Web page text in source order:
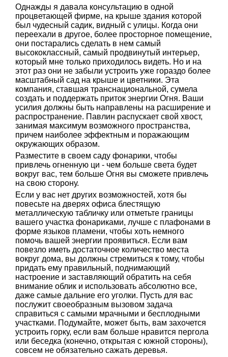
Однажды я давала консультацию в одной
процветающей фирме, на крыше здания которой
был чудесный садик, видный с улицы. Когда они
переехали в другое, более просторное помещение,
они постарались сделать в нем самый
высококлассный, самый продвинутый интерьер,
который мне только приходилось видеть. Но и на
этот раз они не забыли устроить уже гораздо более
масштабный сад на крыше и цветники. Эта
компания, ставшая транснациональной, сумела
создать и поддержать приток энергии Огня. Ваши
усилия должны быть направлены на расширение и
распространение. Павлин распускает свой хвост,
занимая максимум возможного пространства,
причем наиболее эффектным и поражающим
окружающих образом.
Разместите в своем саду фонарики, чтобы
привлечь огненную ци - чем больше света будет
вокруг вас, тем больше Огня вы сможете привлечь
на свою сторону.
Если у вас нет других возможностей, хотя бы
повесьте на дверях офиса блестящую
металлическую табличку или отметьте границы
вашего участка фонариками, лучше с плафонами в
форме языков пламени, чтобы хоть немного
помочь вашей энергии проявиться. Если вам
повезло иметь достаточное количество места
вокруг дома, вы должны стремиться к тому, чтобы
придать ему правильный, поднимающий
настроение и заставляющий обратить на себя
внимание облик и использовать абсолютно все,
даже самые дальние его уголки. Пусть для вас
послужит своеобразным вызовом задача
справиться с самыми мрачными и бесплодными
участками. Подумайте, может быть, вам захочется
устроить горку, если вам больше нравится пергола
или беседка (конечно, открытая с южной стороны),
совсем не обязательно сажать деревья.